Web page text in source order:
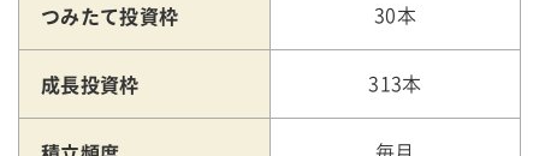
つみたて投資枠 30本
成長投資枠 313本